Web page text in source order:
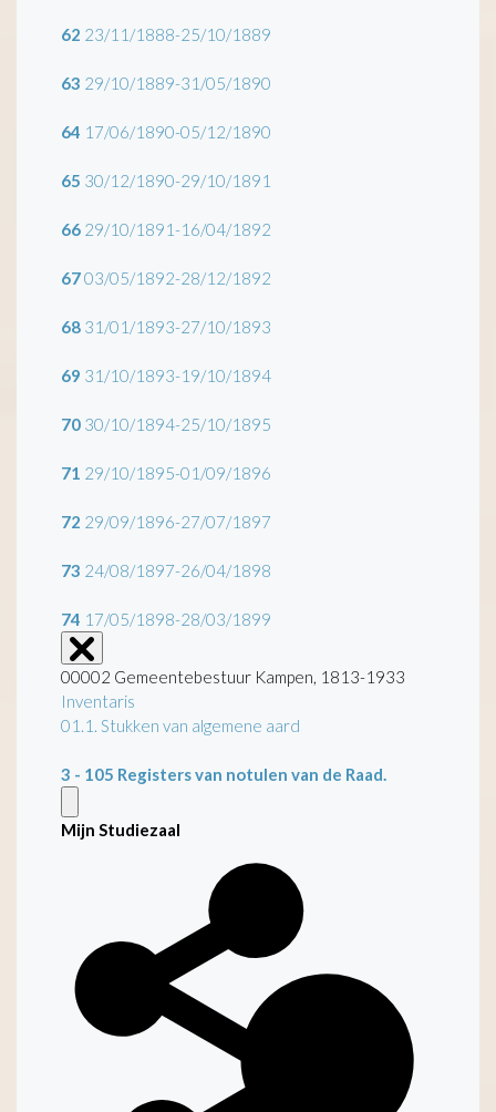
62 23/11/1888-25/10/1889
63 29/10/1889-31/05/1890
64 17/06/1890-05/12/1890
65 30/12/1890-29/10/1891
66 29/10/1891-16/04/1892
6703/05/1892-28/12/1892
68 31/01/1893-27/10/1893
69 31/10/1893-19/10/1894
70 30/10/1894-25/10/1895
71 29/10/1895-01/09/1896
72 29/09/1896-27/07/1897
73 24/08/1897-26/04/1898
74 17/05/1898-28/03/1899
00002 Gemeentebestuur Kampen, 1813-1933
Inventaris
01.1. Stukken van algemene aard
3 - 105 Registers van notulen van de Raad.
Mijn Studiezaal